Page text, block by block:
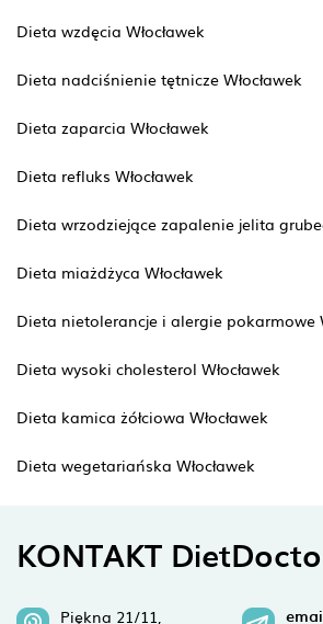
Dieta wzdęcia Włocławek
Dieta nadciśnienie tętnicze Włocławek
Dieta zaparcia Włocławek
Dieta refluks Włocławek
Dieta wrzodziejące zapalenie jelita
Dieta miażdżyca Włocławek
Dieta nietolerancje i alergie pokarmowe
Dieta wysoki cholesterol Włocławek
Dieta kamica żółciowa Włocławek
Dieta wegetariańska Włocławek
KONTAKT
Piękna 21/11,